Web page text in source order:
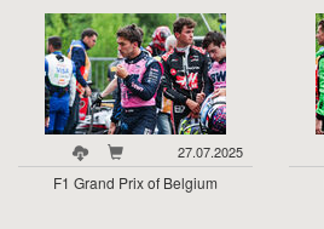
27.07.2025
F1 Grand Prix of Belgium